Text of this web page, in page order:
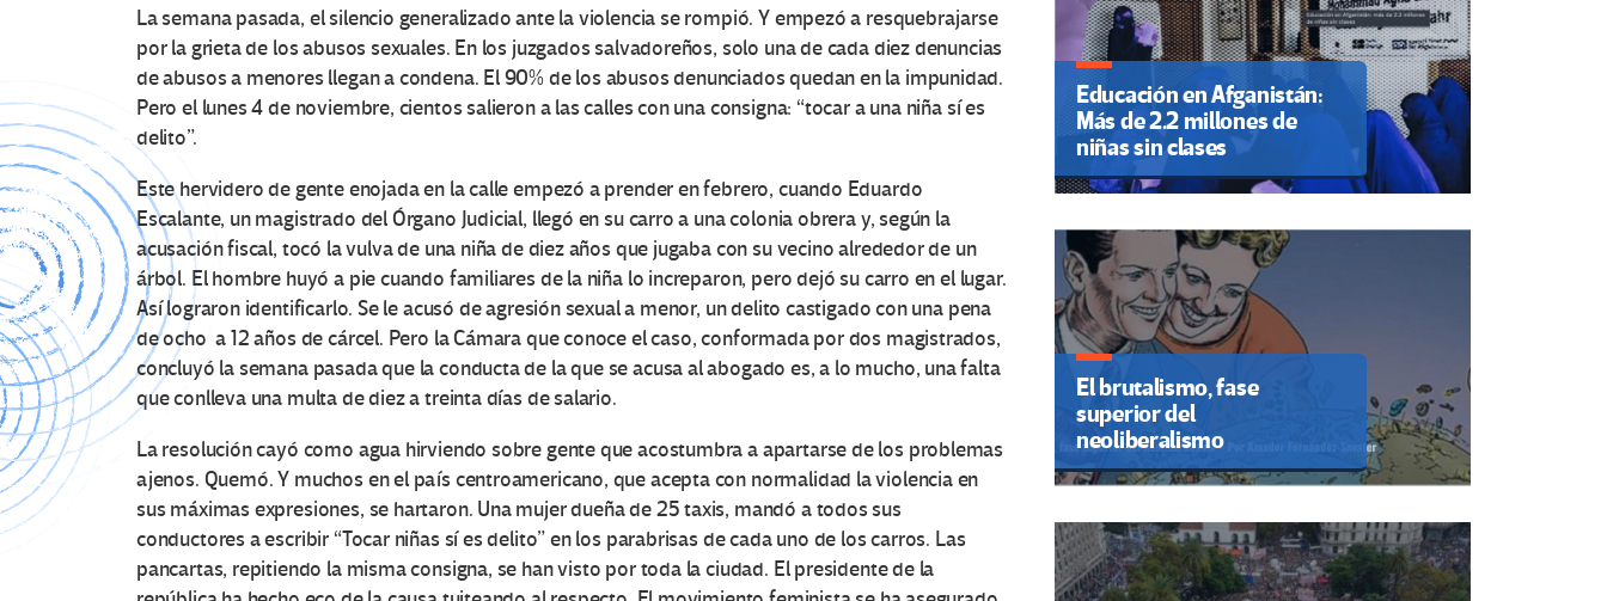
La semana pasada, el silencio generalizado ante la violencia se rompió. Y empezó a resquebrajarse
por la grieta de los abusos sexuales. En los juzgados salvadoreños, solo una de cada diez denuncias
de abusos a menores llegan a condena. El 90% de los abusos denunciados quedan en la impunidad.
Pero el lunes 4 de noviembre, cientos salieron a las calles con una consigna: “tocar a una niña sí es
delito”.
Este hervidero de gente enojada en la calle empezó a prender en febrero, cuando Eduardo
Escalante, un magistrado del Órgano Judicial, llegó en su carro a una colonia obrera y, según la
acusación fiscal, tocó la vulva de una niña de diez años que jugaba con su vecino alrededor de un
árbol. El hombre huyó a pie cuando familiares de la niña lo increparon, pero dejó su carro en el lugar.
Así lograron identificarlo. Se le acusó de agresión sexual a menor, un delito castigado con una pena
de ocho a 12 años de cárcel. Pero la Cámara que conoce el caso, conformada por dos magistrados,
concluyó la semana pasada que la conducta de la que se acusa al abogado es, a lo mucho, una falta
que conlleva una multa de diez a treinta días de salario.
La resolución cayó como agua hirviendo sobre gente que acostumbra a apartarse de los problemas
ajenos. Quemó. Y muchos en el país centroamericano, que acepta con normalidad la violencia en
sus máximas expresiones, se hartaron. Una mujer dueña de 25 taxis, mandó a todos sus
conductores a escribir “Tocar niñas sí es delito” en los parabrisas de cada uno de los carros. Las
pancartas, repitiendo la misma consigna, se han visto por toda la ciudad. El presidente de la
Educación en Afganistán:
Más de 2.2 millones de
niñas sin clases
El brutalismo, fase
superior del
neoliberalismo